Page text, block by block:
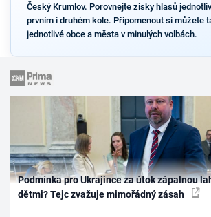
Český Krumlov. Porovnejte zisky hlasů
prvním i druhém kole. Připomenout si můžete
jednotlivé obce a města v minulých volbách.
Podmínka pro Ukrajince za útok zápalnou
dětmi? Tejc zvažuje mimořádný zásah